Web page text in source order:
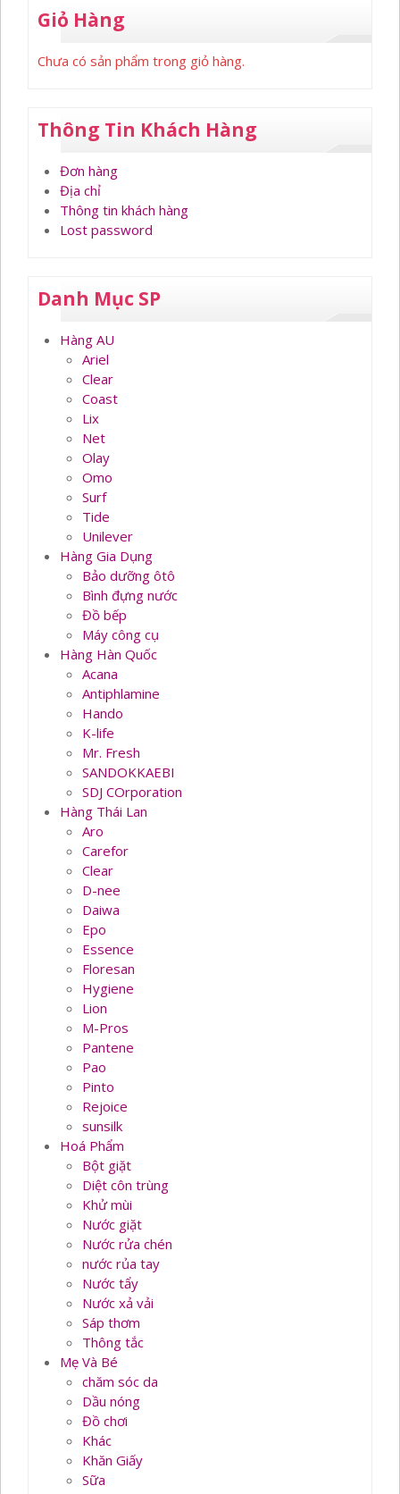
Giỏ Hàng
Chưa có sản phẩm trong giỏ hàng.
Thông Tin Khách Hàng
Đơn hàng
Địa chỉ
Thông tin khách hàng
Lost password
Danh Mục SP
Hàng AU
Ariel
Clear
Coast
Lix
Net
Olay
Omo
Surf
Tide
Unilever
Hàng Gia Dụng
Bảo dưỡng ôtô
Bình đựng nước
Đồ bếp
Máy công cụ
Hàng Hàn Quốc
Acana
Antiphlamine
Hando
K-life
Mr. Fresh
SANDOKKAEBI
SDJ COrporation
Hàng Thái Lan
Aro
Carefor
Clear
D-nee
Daiwa
Epo
Essence
Floresan
Hygiene
Lion
M-Pros
Pantene
Pao
Pinto
Rejoice
sunsilk
Hoá Phẩm
Bột giặt
Diệt côn trùng
Khử mùi
Nước giặt
Nước rửa chén
nước rủa tay
Nước tẩy
Nước xả vải
Sáp thơm
Thông tắc
Mẹ Và Bé
chăm sóc da
Dầu nóng
Đồ chơi
Khác
Khăn Giấy
Sữa